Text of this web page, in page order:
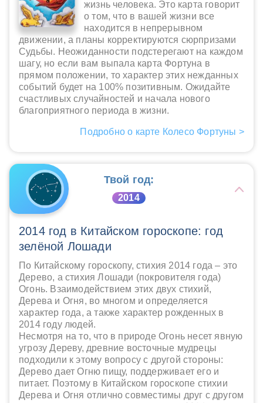
жизнь человека. Это карта говорит
о том, что в вашей жизни все
находится в непрерывном
движении, а планы корректируются сюрпризами
Судьбы. Неожиданности подстерегают на каждом
шагу, но если вам выпала карта Фортуна в
прямом положении, то характер этих нежданных
событий будет на 100% позитивным. Ожидайте
счастливых случайностей и начала нового
благоприятного периода в жизни.
Подробно о карте Колесо Фортуны >
Твой год:
2014
2014 год в Китайском гороскопе: год
зелёной Лошади
По Китайскому гороскопу, стихия 2014 года – это
Дерево, а стихия Лошади (покровителя года)
Огонь. Взаимодействием этих двух стихий,
Дерева и Огня, во многом и определяется
характер года, а также характер рожденных в
2014 году людей.
Несмотря на то, что в природе Огонь несет явную
угрозу Дереву, древние восточные мудрецы
подходили к этому вопросу с другой стороны:
Дерево дает Огню пищу, поддерживает его и
питает. Поэтому в Китайском гороскопе стихии
Дерева и Огня отлично совместимы друг с другом